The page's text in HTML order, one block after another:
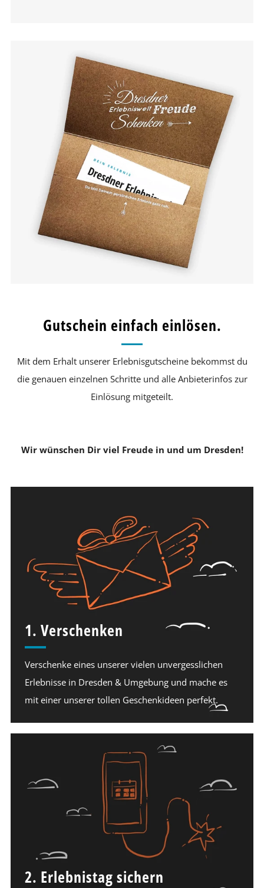
Gutschein einfach einlösen.
Mit dem Erhalt unserer Erlebnisgutscheine bekommst du
die genauen einzelnen Schritte und alle Anbieterinfos zur
Einlösung mitgeteilt.
Wir wünschen Dir viel Freude in und um Dresden!
1. Verschenken
Verschenke eines unserer vielen unvergesslichen
Erlebnisse in Dresden & Umgebung und mache es
mit einer unserer tollen Geschenkideen perfekt.
2. Erlebnistag sichern